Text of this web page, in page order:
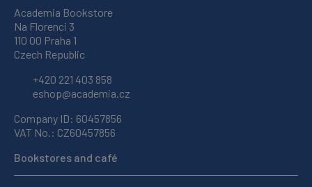
Academia Bookstore
Na Florenci 3
110 00 Praha 1
Czech Republic
+420 221 403 858
eshop@academia.cz
Company ID: 60457856
VAT No.: CZ60457856
Bookstores and café